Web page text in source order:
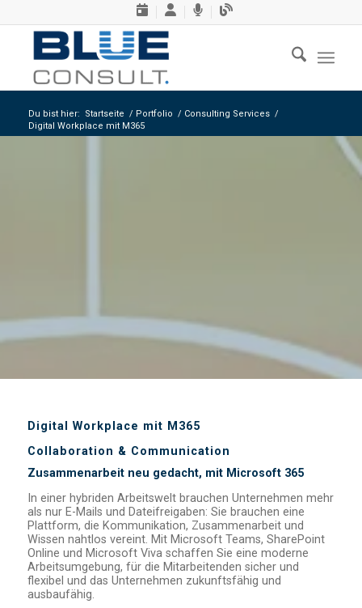
Du bist hier: Startseite / Portfolio / Consulting Services /
Digital Workplace mit M365
Digital Workplace mit M365
Collaboration & Communication
Zusammenarbeit neu gedacht, mit Microsoft 365
In einer hybriden Arbeitswelt brauchen Unternehmen mehr
als nur E-Mails und Dateifreigaben: Sie brauchen eine
Plattform, die Kommunikation, Zusammenarbeit und
Wissen nahtlos vereint. Mit Microsoft Teams, SharePoint
Online und Microsoft Viva schaffen Sie eine moderne
Arbeitsumgebung, für die Mitarbeitenden sicher und
flexibel und das Unternehmen zukunftsfähig und
ausbaufähig.